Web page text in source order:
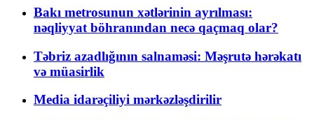
Bakı metrosunun xətlərinin ayrılması:
nəqliyyat böhranından necə qaçmaq olar?
Təbriz azadlığının salnaməsi: Məşrutə hərəkatı
və müasirlik
Media idarəçiliyi mərkəzləşdirilir